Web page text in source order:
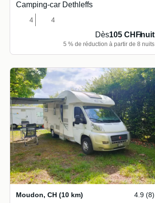
Camping-car Dethleffs
4 4
Dès105 CHF/nuit
5 % de réduction à partir de 8 nuits
Moudon, CH (10 km) 4.9 (8)